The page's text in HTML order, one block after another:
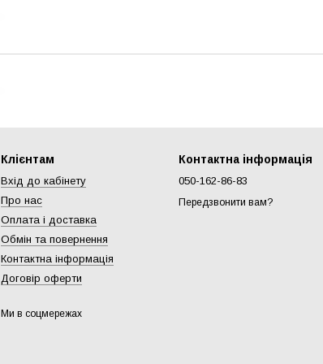
Клієнтам
Вхід до кабінету
Про нас
Оплата і доставка
Обмін та повернення
Контактна інформація
Договір оферти
Ми в соцмережах
Контактна інформація
050-162-86-83
Передзвонити вам?